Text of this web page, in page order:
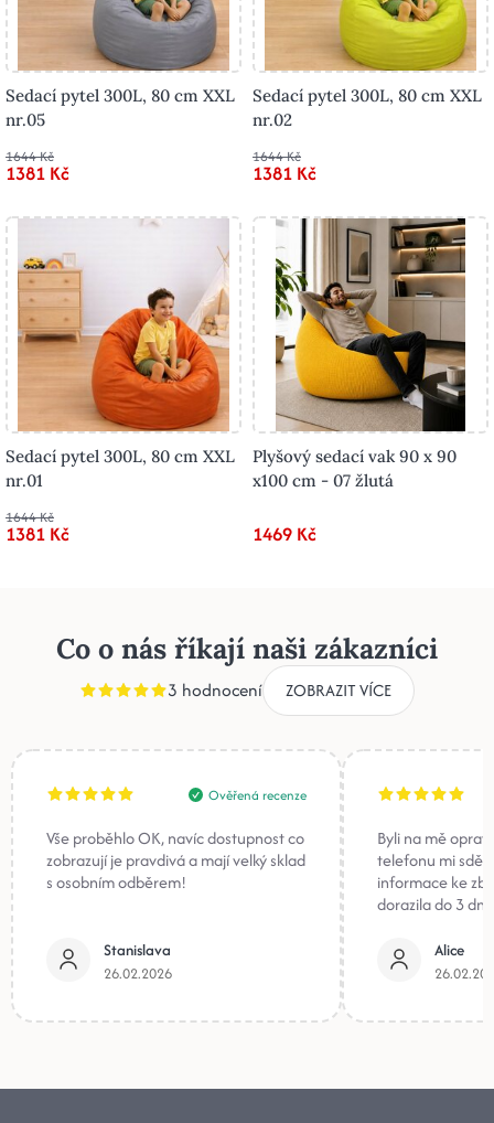
Sedací pytel 300L, 80 cm XXL
nr.05
1644 Kč
1381 Kč
Sedací pytel 300L, 80 cm XXL
nr.02
1644 Kč
1381 Kč
Sedací pytel 300L, 80 cm XXL
nr.01
1644 Kč
1381 Kč
Plyšový sedací vak 90 x 90
x100 cm - 07 žlutá
1469 Kč
Co o nás říkají naši zákazníci
3 hodnocení ZOBRAZIT VÍCE
Ověřená recenze
Vše proběhlo OK, navíc dostupnost co
zobrazují je pravdivá a mají velký sklad
s osobním odběrem!
Stanislava
26.02.2026
Byli na mě
telefonu mi
informace ke
dorazila do 3
Alice